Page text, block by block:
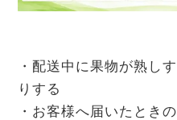
・配送中に果物が熟し
りする
・お客様へ届いたとき